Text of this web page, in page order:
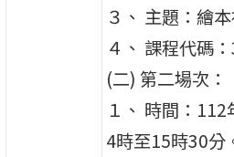
３、 主題：繪
４、 課程代碼
(二) 第二場次：
１、 時間：
4時至15時30分